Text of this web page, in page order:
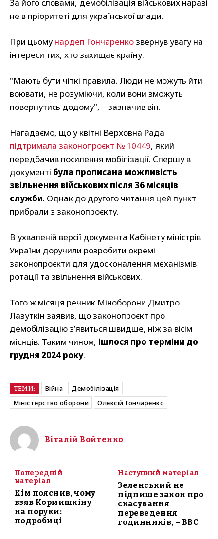
За його словами, демобілізація військових наразі
не в пріоритеті для української влади.
При цьому нардеп Гончаренкозвернув увагу на
інтереси тих, хто захищає країну.
"Мають бути чіткі правила. Люди не можуть йти
воювати, не розуміючи, коли вони зможуть
повернутись додому", – зазначив він.
Нагадаємо, що у квітні Верховна Рада
підтримала законопроєкт № 10449, який
передбачив посилення мобілізації. Спершу в
документі була прописана можливість
звільнення військових після 36 місяців
служби. Однак до другого читання цей пункт
прибрали з законопроєкту.
В ухваленій версії документа Кабінету міністрів
України доручили розробити окремі
законопроєкти для удосконалення механізмів
ротації та звільнення військових.
Того ж місяця речник Міноборони Дмитро
Лазуткін заявив, що законопроєкт про
демобілізацію з’явиться швидше, ніж за вісім
місяців. Таким чином, ішлося про терміни до
грудня 2024 року.
ТЕМИ: Війна
Демобілізація
Міністерство оборони
Олексій Гончаренко
Віталій Войтенко
Попередній
матеріал
Кім пояснив, чому
взяв Кормишкіну
на поруки:
подробиці
Наступний матеріал
Зеленський не
підпише закон про
скасування
переведення
годинників, – BBC